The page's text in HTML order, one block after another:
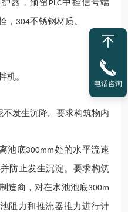
器，预留 PLC中控信号端
， 304不锈钢材质。
机。
不发生沉降。要求构筑物内
池底300mm处的水平流速
防止发生沉淀。要求构筑
造商，对在水池池底300m
阻力和推流器推力进行计
电话咨询